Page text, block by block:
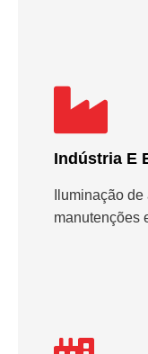
Indústria E
Iluminação
manutenções